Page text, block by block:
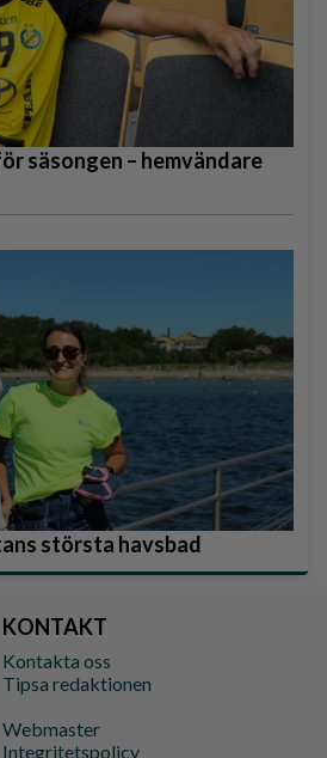
säsongen – hemvändare
största havsbad
KONTAKT
Kontakta oss
Tipsa redaktionen
Webmaster
Integritetspolicy